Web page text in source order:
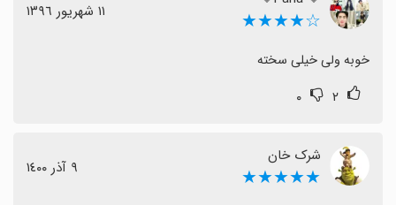
☆★★★★ ١١ شهریور ١٣٩٦
خوبه ولی خیلی سخته
۲ ۰
شرک خان
★★★★★ ٩ آذر ١٤٠٠